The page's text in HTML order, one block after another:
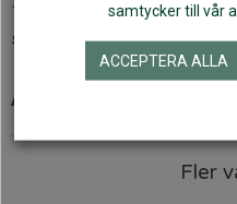
17kg). Mät barnet och följ
storlek. De viktigaste måtten
Artikelnr:
Fler
samtycker till vår
ACCEPTERA ALLA